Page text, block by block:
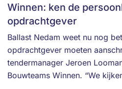
Winnen: ken de
opdrachtgever
Ballast Nedam weet nu nog
opdrachtgever moeten
tendermanager Jeroen
Bouwteams Winnen. “We